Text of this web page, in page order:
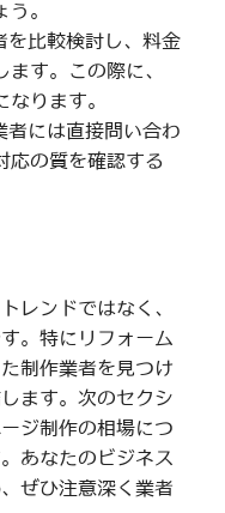
。
比較検討し、料金
す。この際に、
ります。
には直接問い合わ
応の質を確認する
レンドではなく、
。特にリフォーム
制作業者を見つけ
ます。次のセクシ
ジ制作の相場につ
あなたのビジネス
ぜひ注意深く業者